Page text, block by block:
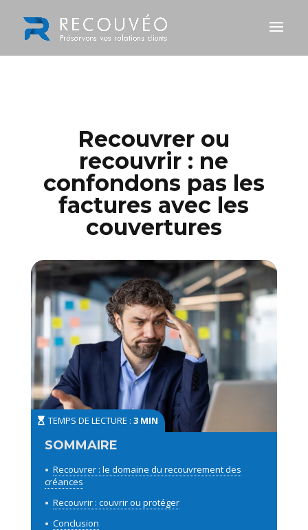
Recouvrer ou
recouvrir : ne
confondons pas les
factures avec les
couvertures
TEMPS DE LECTURE : 3 MIN
Recouvrer : le domaine du recouvrement des
créances
Recouvrir : couvrir ou protéger
Conclusion